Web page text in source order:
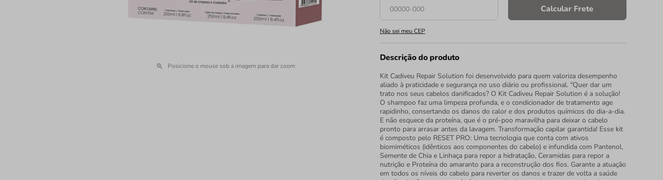
Posicione o mouse sob a imagem para dar zoom
Calcular Frete
Não sei meu CEP
Descrição do produto
Kit Cadiveu Repair Solution foi desenvolvido para quem valoriza desempenho
aliado à praticidade e segurança no uso diário ou profissional. "Quer dar um
trato nos seus cabelos danificados? O Kit Cadiveu Repair Solution é a solução!
O shampoo faz uma limpeza profunda, e o condicionador de tratamento age
rapidinho, consertando os danos do calor e dos produtos químicos do dia-a-dia.
E não esquece da proteína, que é o pré-poo maravilha para deixar o cabelo
pronto para arrasar antes da lavagem. Transformação capilar garantida! Esse kit
é composto pelo RESET PRO: Uma tecnologia que conta com ativos
biomiméticos (idênticos aos componentes do cabelo) e infundida com Pantenol,
Semente de Chia e Linhaça para repor a hidratação, Ceramidas para repor a
nutrição e Proteína do amaranto para a reconstrução dos fios. Garante a atuação
em todos os níveis do cabelo para reverter os danos e trazer de volta a saúde